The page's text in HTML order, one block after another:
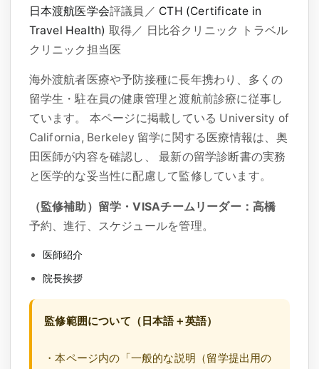
日本渡航医学会評議員／ CTH (Certificate in
Travel Health) 取得／ 日比谷クリニック トラベル
クリニック担当医
海外渡航者医療や予防接種に長年携わり、多くの
留学生・駐在員の健康管理と渡航前診療に従事し
ています。 本ページに掲載している University of
California, Berkeley 留学に関する医療情報は、奥
田医師が内容を確認し、 最新の留学診断書の実務
と医学的な妥当性に配慮して監修しています。
（監修補助）留学・VISAチームリーダー：高橋
予約、進行、スケジュールを管理。
医師紹介
院長挨拶
監修範囲について（日本語＋英語）
・本ページ内の「一般的な説明（留学提出用の